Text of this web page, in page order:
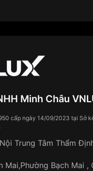
Minh Châu
cấp ngày 14/09/2023 tại Sở
Trung Tâm Thẩm
Mai,Phường Bạch Mai ,